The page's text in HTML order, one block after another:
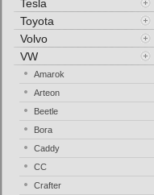
Tesla
Toyota
Volvo
VW
Amarok
Arteon
Beetle
Bora
Caddy
CC
Crafter